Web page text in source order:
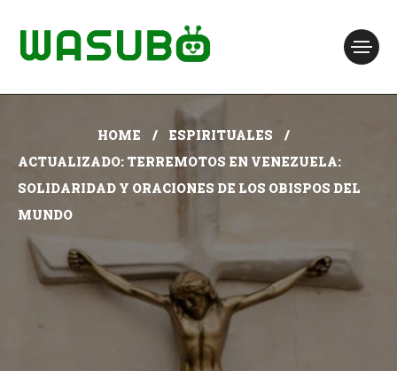
HOME
ESPIRITUALES
ACTUALIZADO: TERREMOTOS EN VENEZUELA:
SOLIDARIDAD Y ORACIONES DE LOS OBISPOS DEL
MUNDO